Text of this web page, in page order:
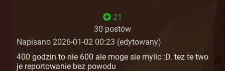
21
30 postów
Napisano 2026-01-02 00:23 (edytowany)
400 godzin to nie 600 ale moge sie mylic :D. tez te two
je reportowanie bez powodu